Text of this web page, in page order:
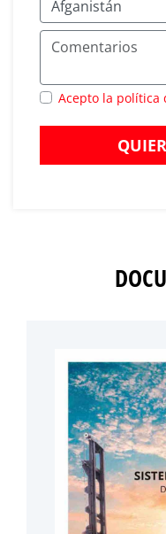
Acepto la política